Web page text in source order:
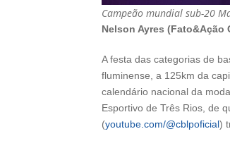
Campeão mundial sub-20
Nelson Ayres (Fato&Ação
A festa das categorias de
fluminense, a 125km da
calendário nacional da
Esportivo de Três Rios, de
(youtube.com/@cblpoficial)